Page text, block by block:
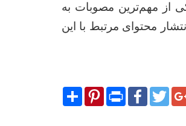
از مهم‌ترین مصوبات به
محتوای مرتبط با این
Share Pinterest
Print Facebook